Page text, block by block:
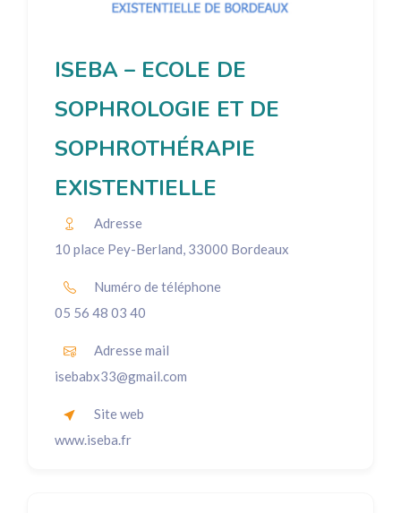
ISEBA – ECOLE DE
SOPHROLOGIE ET DE
SOPHROTHÉRAPIE
EXISTENTIELLE
Adresse
10 place Pey-Berland, 33000 Bordeaux
Numéro de téléphone
05 56 48 03 40
Adresse mail
isebabx33@gmail.com
Site web
www.iseba.fr